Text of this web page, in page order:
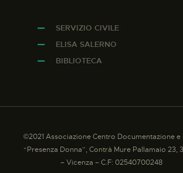
SERVIZIO CIVILE
ELISA SALERNO
BIBLIOTECA
©2021 Associazione Centro Documentazione e
“Presenza Donna”, Contrà Mure Pallamaio 23,
– Vicenza – C.F: 02540700248